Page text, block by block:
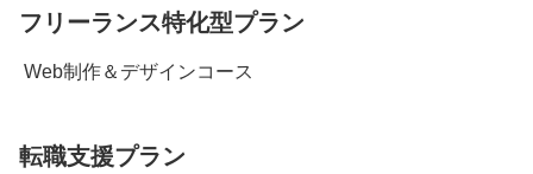
フリーランス特化型プラン
Web制作＆デザインコース
転職支援プラン